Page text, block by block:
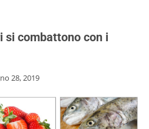
si combattono con i
28, 2019